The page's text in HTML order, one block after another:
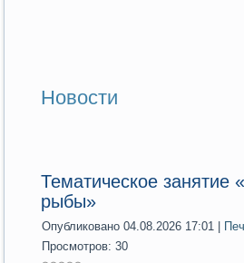
Новости
Тематическое занятие
рыбы»
Опубликовано 04.08.2026 17:01
Просмотров: 30